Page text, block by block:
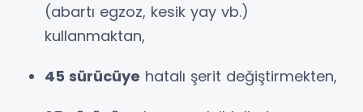
(abartı egzoz, kesik yay vb.)
kullanmaktan,
45 sürücüye hatalı şerit değiştirmekten,